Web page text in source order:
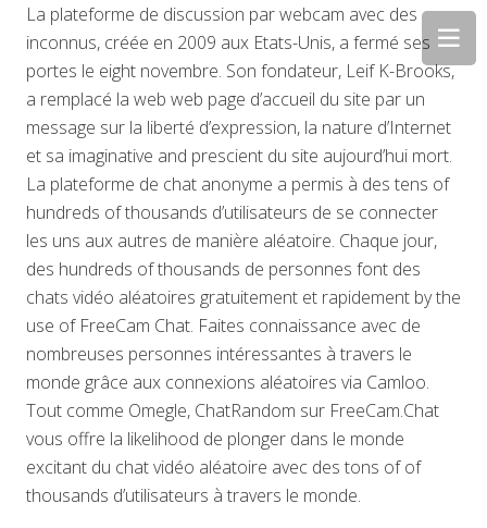
La plateforme de discussion par webcam avec des
inconnus, créée en 2009 aux Etats-Unis, a fermé ses
portes le eight novembre. Son fondateur, Leif K-Brooks,
a remplacé la web web page d’accueil du site par un
message sur la liberté d’expression, la nature d’Internet
et sa imaginative and prescient du site aujourd’hui mort.
La plateforme de chat anonyme a permis à des tens of
hundreds of thousands d’utilisateurs de se connecter
les uns aux autres de manière aléatoire. Chaque jour,
des hundreds of thousands de personnes font des
chats vidéo aléatoires gratuitement et rapidement by the
use of FreeCam Chat. Faites connaissance avec de
nombreuses personnes intéressantes à travers le
monde grâce aux connexions aléatoires via Camloo.
Tout comme Omegle, ChatRandom sur FreeCam.Chat
vous offre la likelihood de plonger dans le monde
excitant du chat vidéo aléatoire avec des tons of of
thousands d’utilisateurs à travers le monde.